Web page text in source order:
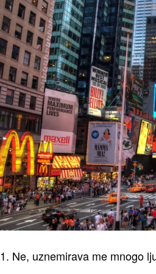
1. Ne, uznemirava me mnogo